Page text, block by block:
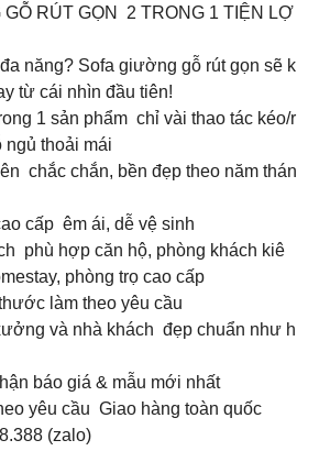
GỖ RÚT GỌN 2 TRONG 1 TIỆN LỢ
năng? Sofa giường gỗ rút gọn sẽ k
từ cái nhìn đầu tiên!
1 sản phẩm chỉ vài thao tác kéo/r
ngủ thoải mái
chắc chắn, bền đẹp theo năm thán
cấp êm ái, dễ vệ sinh
phù hợp căn hộ, phòng khách kiê
phòng trọ cao cấp
làm theo yêu cầu
và nhà khách đẹp chuẩn như h
báo giá & mẫu mới nhất
yêu cầu Giao hàng toàn quốc
(zalo)